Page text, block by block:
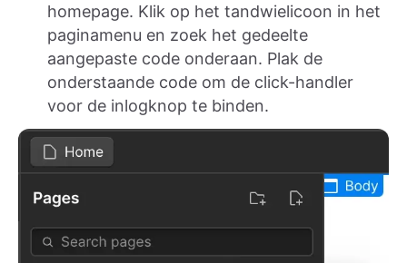
homepage. Klik op het tandwielicoon in het
paginamenu en zoek het gedeelte
aangepaste code onderaan. Plak de
onderstaande code om de click-handler
voor de inlogknop te binden.